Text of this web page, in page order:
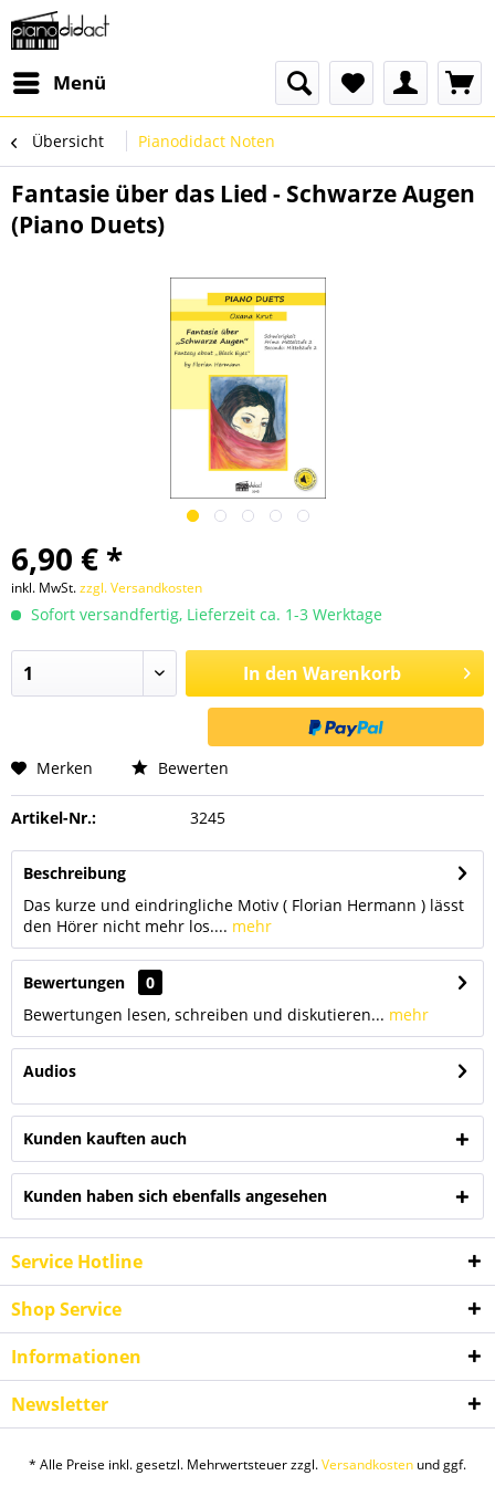
Menü
Übersicht Pianodidact Noten
Fantasie über das Lied - Schwarze Augen
(Piano Duets)
6,90 € *
inkl. MwSt.zzgl. Versandkosten
Sofort versandfertig, Lieferzeit ca. 1-3 Werktage
In den Warenkorb
Merken Bewerten
Artikel-Nr.: 3245
Beschreibung
Das kurze und eindringliche Motiv ( Florian Hermann ) lässt
den Hörer nicht mehr los.... mehr
Bewertungen
0
Bewertungen lesen, schreiben und diskutieren... mehr
Audios
Kunden kauften auch
Kunden haben sich ebenfalls angesehen
Service Hotline
Shop Service
Informationen
Newsletter
* Alle Preise inkl. gesetzl. Mehrwertsteuer zzgl.Versandkosten und ggf.